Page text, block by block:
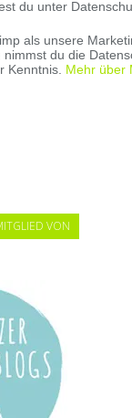
du unter
als unsere
du die
Kenntnis. Mehr über
VON